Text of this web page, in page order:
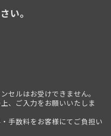
い。
セルはお受けできません。
、ご入力をお願いいたしま
手数料をお客様にてご負担い